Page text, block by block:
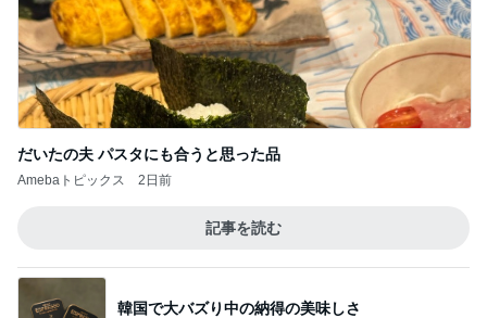
だいたの夫 パスタにも合うと思った品
Amebaトピックス 2日前
記事を読む
韓国で大バズり中の納得の美味しさ